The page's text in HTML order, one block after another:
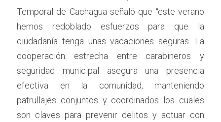
Temporal de Cachagua señaló que “este verano
hemos redoblado esfuerzos para que la
ciudadanía tenga unas vacaciones seguras. La
cooperación estrecha entre carabineros y
seguridad municipal asegura una presencia
efectiva en la comunidad, manteniendo
patrullajes conjuntos y coordinados los cuales
son claves para prevenir delitos y actuar con